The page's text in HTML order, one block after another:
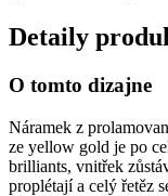
Detaily
O tomto dizajne
Náramek z
ze yellow gold je po
brilliants, vnitřek
proplétají a celý řetěz